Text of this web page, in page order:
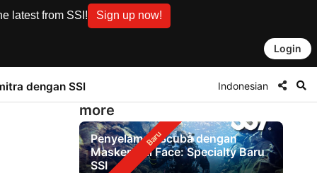
latest from SSI! Sign up now!
Login
dengan SSI Indonesian
more
Penyelaman Scuba dengan
Masker Full Face: Specialty Baru
SSI